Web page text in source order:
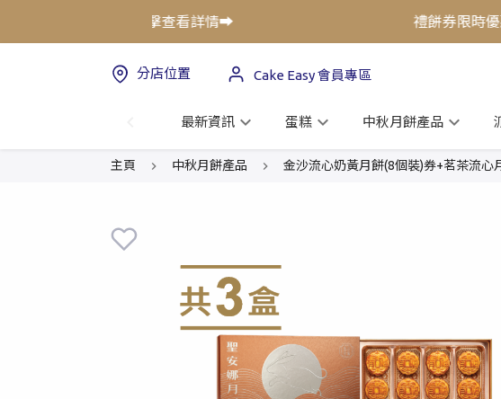
低至75折!⚡立即點擊查看詳情➡️ 禮餅券限時優
分店位置 Cake Easy 會員專區
最新資訊 蛋糕 中秋月餅產品
主頁 中秋月餅產品 金沙流心奶黃月餅(8個裝)券+茗茶流